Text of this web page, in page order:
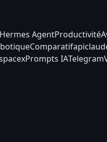
Hermes AgentProductivité
Comparatifapi
Prompts IATelegram